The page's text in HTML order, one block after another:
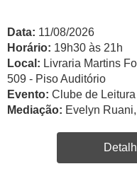
Data: 11/08/2026
Horário: 19h30 às 21h
Local: Livraria Martins
509 - Piso Auditório
Evento: Clube de
Mediação: Evelyn